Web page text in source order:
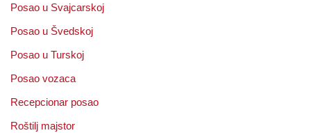
Posao u Svajcarskoj
Posao u Švedskoj
Posao u Turskoj
Posao vozaca
Recepcionar posao
Roštilj majstor